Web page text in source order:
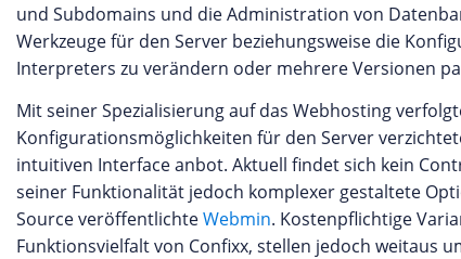
und Subdomains und die Administration von
Werkzeuge für den Server beziehungsweise die
Interpreters zu verändern oder mehrere Versionen
Mit seiner Spezialisierung auf das Webhosting
Konfigurationsmöglichkeiten für den Server
intuitiven Interface anbot. Aktuell findet sich kein
seiner Funktionalität jedoch komplexer gestaltete
Source veröffentlichteWebmin. Kostenpflichtige
Funktionsvielfalt von Confixx, stellen jedoch weitaus